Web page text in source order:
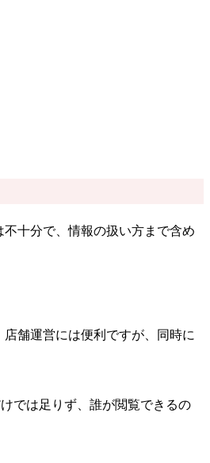
十分で、情報の扱い方まで含め
舗運営には便利ですが、同時に
では足りず、誰が閲覧できるの